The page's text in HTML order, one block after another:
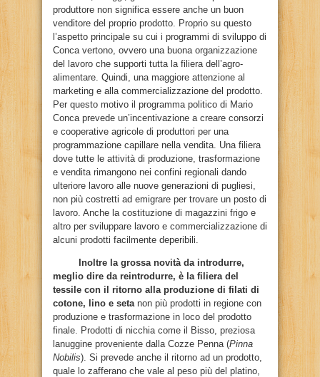
produttore non significa essere anche un buon
venditore del proprio prodotto. Proprio su questo
l’aspetto principale su cui i programmi di sviluppo di
Conca vertono, ovvero una buona organizzazione
del lavoro che supporti tutta la filiera dell’agro-
alimentare. Quindi, una maggiore attenzione al
marketing e alla commercializzazione del prodotto.
Per questo motivo il programma politico di Mario
Conca prevede un’incentivazione a creare consorzi
e cooperative agricole di produttori per una
programmazione capillare nella vendita. Una filiera
dove tutte le attività di produzione, trasformazione
e vendita rimangono nei confini regionali dando
ulteriore lavoro alle nuove generazioni di pugliesi,
non più costretti ad emigrare per trovare un posto di
lavoro. Anche la costituzione di magazzini frigo e
altro per sviluppare lavoro e commercializzazione di
alcuni prodotti facilmente deperibili.
Inoltre la grossa novità da introdurre,
meglio dire da reintrodurre, è la filiera del
tessile con il ritorno alla produzione di filati di
cotone, lino e seta non più prodotti in regione con
produzione e trasformazione in loco del prodotto
finale. Prodotti di nicchia come il Bisso, preziosa
lanuggine proveniente dalla Cozze Penna (Pinna
Nobilis). Si prevede anche il ritorno ad un prodotto,
quale lo zafferano che vale al peso più del platino,